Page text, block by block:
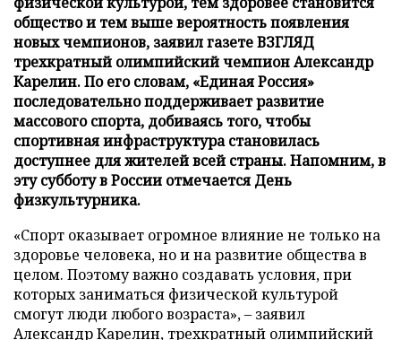
общество и тем выше вероятность появления
новых чемпионов, заявил газете ВЗГЛЯД
трехкратный олимпийский чемпион Александр
Карелин. По его словам, «Единая Россия»
последовательно поддерживает развитие
массового спорта, добиваясь того, чтобы
спортивная инфраструктура становилась
доступнее для жителей всей страны. Напомним, в
эту субботу в России отмечается День
физкультурника.
«Спорт оказывает огромное влияние не только на
здоровье человека, но и на развитие общества в
целом. Поэтому важно создавать условия, при
которых заниматься физической культурой
смогут люди любого возраста», – заявил
Александр Карелин, трехкратный олимпийский